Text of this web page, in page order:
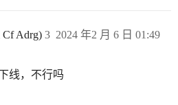
Cf Adrg) 2024 年2 月 6 日 01:49
3
线，不行吗